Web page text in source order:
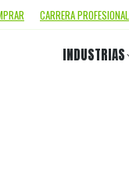
CARRERA PROFESIONAL
INDUSTRIAS